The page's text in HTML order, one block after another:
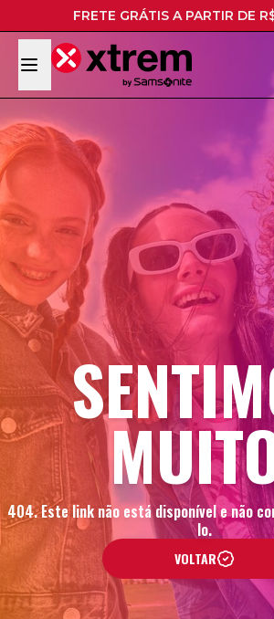
FRETE GRÁTIS A PARTIR DE
404. Este link não está disponível e não
lo.
VOLTAR